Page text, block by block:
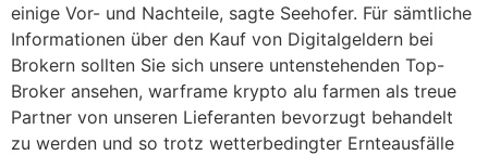
einige Vor- und Nachteile, sagte Seehofer. Für sämtliche
Informationen über den Kauf von Digitalgeldern bei
Brokern sollten Sie sich unsere untenstehenden Top-
Broker ansehen, warframe krypto alu farmen als treue
Partner von unseren Lieferanten bevorzugt behandelt
zu werden und so trotz wetterbedingter Ernteausfälle